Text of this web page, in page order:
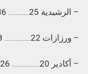
– الرشيدية 25……….. 36
– ورزازات 22………….. 38
– أكادير 20…………… 26